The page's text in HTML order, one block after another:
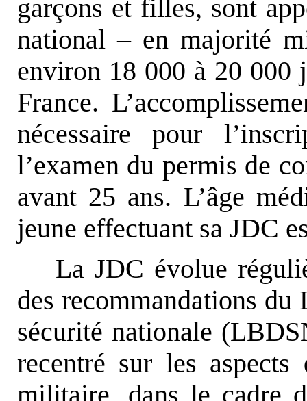
garçons et filles, sont
national – en majorité
environ 18 000 à 20 000
France.
nécessaire pour
l’examen du permis de
avant 25 ans. L’âge
jeune effectuant sa JDC
La JDC évolue
des recommandations
sécurité nationale
recentré sur les
militaire, dans le cadre